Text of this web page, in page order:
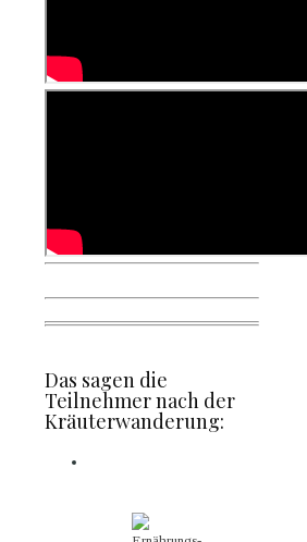
Das sagen die
Teilnehmer nach der
Kräuterwanderung: